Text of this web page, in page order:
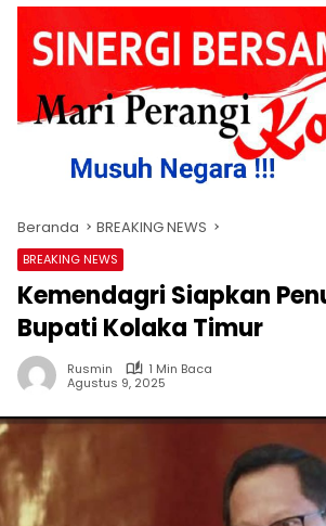
Beranda BREAKING NEWS
BREAKING NEWS
Kemendagri Siapkan
Bupati Kolaka Timur
Rusmin
1 Min Baca
Agustus 9, 2025